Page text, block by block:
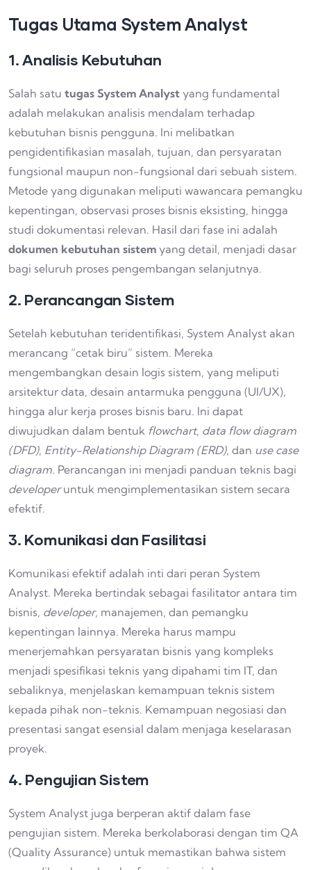
Tugas Utama System Analyst
1. Analisis Kebutuhan
Salah satu tugas System Analyst yang fundamental
adalah melakukan analisis mendalam terhadap
kebutuhan bisnis pengguna. Ini melibatkan
pengidentifikasian masalah, tujuan, dan persyaratan
fungsional maupun non-fungsional dari sebuah sistem.
Metode yang digunakan meliputi wawancara pemangku
kepentingan, observasi proses bisnis eksisting, hingga
studi dokumentasi relevan. Hasil dari fase ini adalah
dokumen kebutuhan sistem yang detail, menjadi dasar
bagi seluruh proses pengembangan selanjutnya.
2. Perancangan Sistem
Setelah kebutuhan teridentifikasi, System Analyst akan
merancang “cetak biru” sistem. Mereka
mengembangkan desain logis sistem, yang meliputi
arsitektur data, desain antarmuka pengguna (UI/UX),
hingga alur kerja proses bisnis baru. Ini dapat
diwujudkan dalam bentuk flowchart, data flow diagram
(DFD), Entity-Relationship Diagram (ERD), dan use case
diagram. Perancangan ini menjadi panduan teknis bagi
developeruntuk mengimplementasikan sistem secara
efektif.
3. Komunikasi dan Fasilitasi
Komunikasi efektif adalah inti dari peran System
Analyst. Mereka bertindak sebagai fasilitator antara tim
bisnis, developer, manajemen, dan pemangku
kepentingan lainnya. Mereka harus mampu
menerjemahkan persyaratan bisnis yang kompleks
menjadi spesifikasi teknis yang dipahami tim IT, dan
sebaliknya, menjelaskan kemampuan teknis sistem
kepada pihak non-teknis. Kemampuan negosiasi dan
presentasi sangat esensial dalam menjaga keselarasan
proyek.
4. Pengujian Sistem
System Analyst juga berperan aktif dalam fase
pengujian sistem. Mereka berkolaborasi dengan tim QA
(Quality Assurance) untuk memastikan bahwa sistem